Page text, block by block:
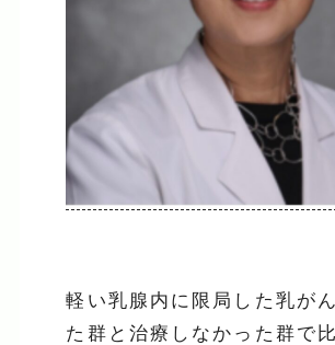
軽い乳腺内に限局した乳が
た群と治療しなかった群で